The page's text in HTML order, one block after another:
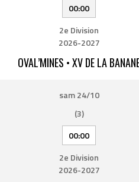
00:00
2e Division
2026-2027
OVAL’MINES • XV DE LA
sam 24/10
(3)
00:00
2e Division
2026-2027